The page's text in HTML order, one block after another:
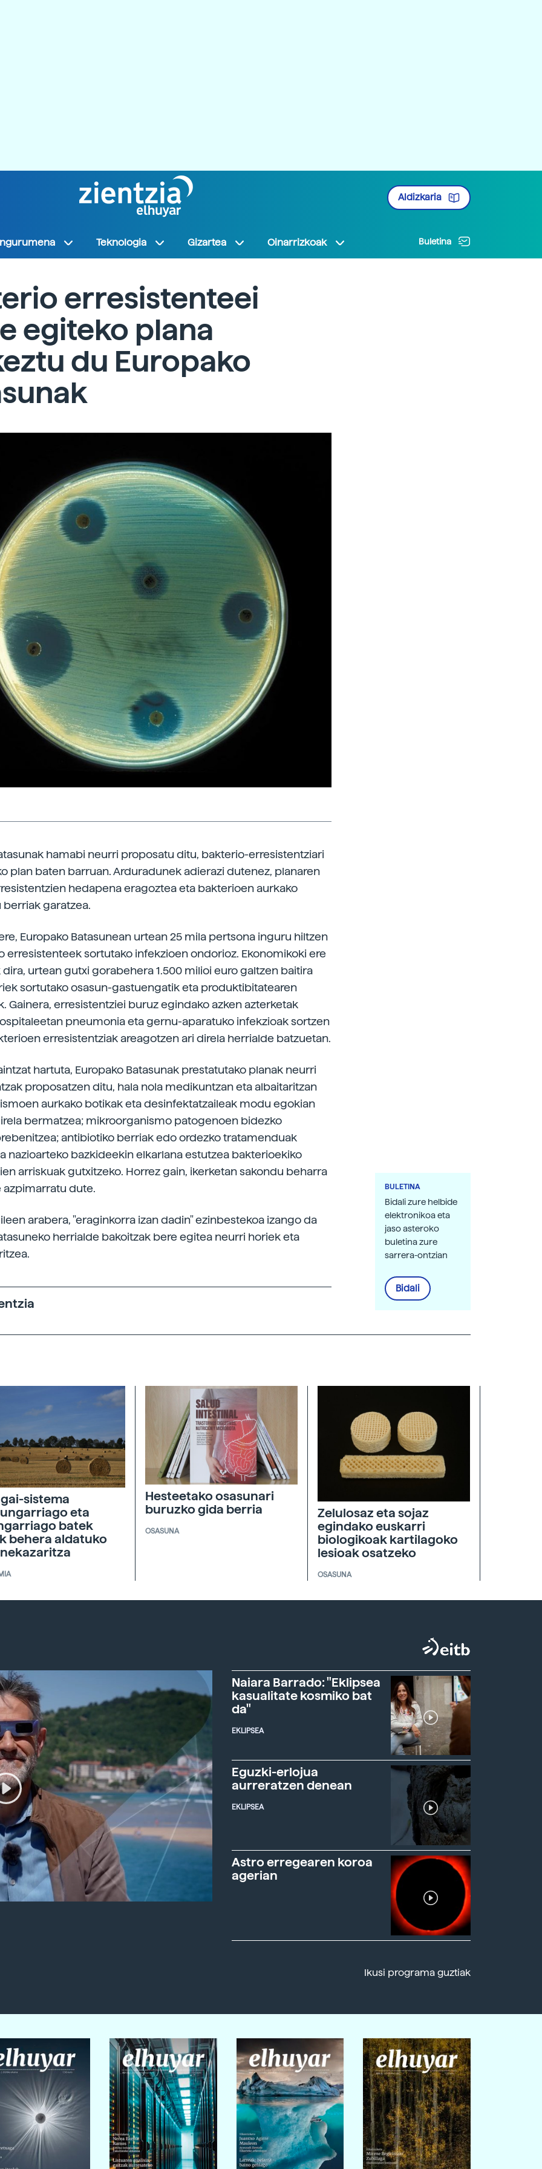
Aldizkaria
Teknologia Gizartea Oinarrizkoak Buletina
erresistenteei
egiteko plana
du Europako
hamabi neurri proposatu ditu, bakterio-erresistentziari
plan baten barruan. Arduradunek adierazi dutenez, planaren
hedapena eragoztea eta bakterioen aurkako
garatzea.
Europako Batasunean urtean 25 mila pertsona inguru hiltzen
erresistenteek sortutako infekzioen ondorioz. Ekonomikoki ere
urtean gutxi gorabehera 1.500 milioi euro galtzen baitira
sortutako osasun-gastuengatik eta produktibitatearen
Gainera, erresistentziei buruz egindako azken azterketak
pneumonia eta gernu-aparatuko infekzioak sortzen
erresistentziak areagotzen ari direla herrialde batzuetan.
hartuta, Europako Batasunak prestatutako planak neurri
proposatzen ditu, hala nola medikuntzan eta albaitaritzan
aurkako botikak eta desinfektatzaileak modu egokian
bermatzea; mikroorganismo patogenoen bidezko
antibiotiko berriak edo ordezko tratamenduak
nazioarteko bazkideekin elkarlana estutzea bakterioekiko
arriskuak gutxitzeko. Horrez gain, ikerketan sakondu beharra
azpimarratu dute.
arabera, "eraginkorra izan dadin" ezinbestekoa izango da
herrialde bakoitzak bere egitea neurri horiek eta
BULETINA
Bidali zure helbide
elektronikoa eta
jaso asteroko
buletina zure
sarrera-ontzian
Bidali
sistema
eta
batek
behera aldatuko
Hesteetako osasunari
buruzko gida berria
OSASUNA
Zelulosaz eta sojaz
egindako euskarri
biologikoak kartilagoko
lesioak osatzeko
OSASUNA
Naiara Barrado: "Eklipsea
kasualitate kosmiko bat
da"
EKLIPSEA
Eguzki-erlojua
aurreratzen denean
EKLIPSEA
Astro erregearen koroa
agerian
Ikusi programa guztiak